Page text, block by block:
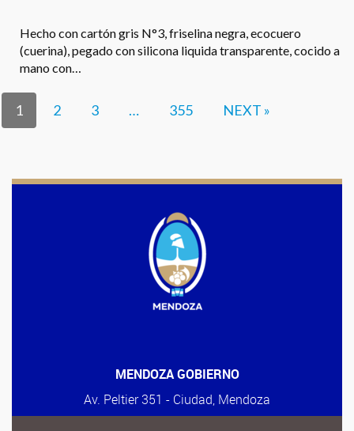
Hecho con cartón gris N°3, friselina negra, ecocuero
(cuerina), pegado con silicona liquida transparente, cocido a
mano con…
1 2 3 … 355 NEXT »
MENDOZA GOBIERNO
Av. Peltier 351 - Ciudad, Mendoza